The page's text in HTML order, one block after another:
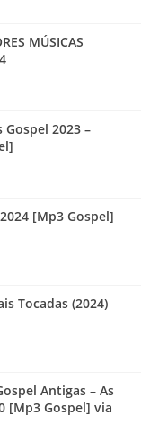
MÚSICAS
2023 –
[Mp3 Gospel]
Tocadas (2024)
Antigas – As
[Mp3 Gospel] via